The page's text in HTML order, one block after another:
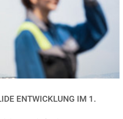
ENTWICKLUNG IM 1.